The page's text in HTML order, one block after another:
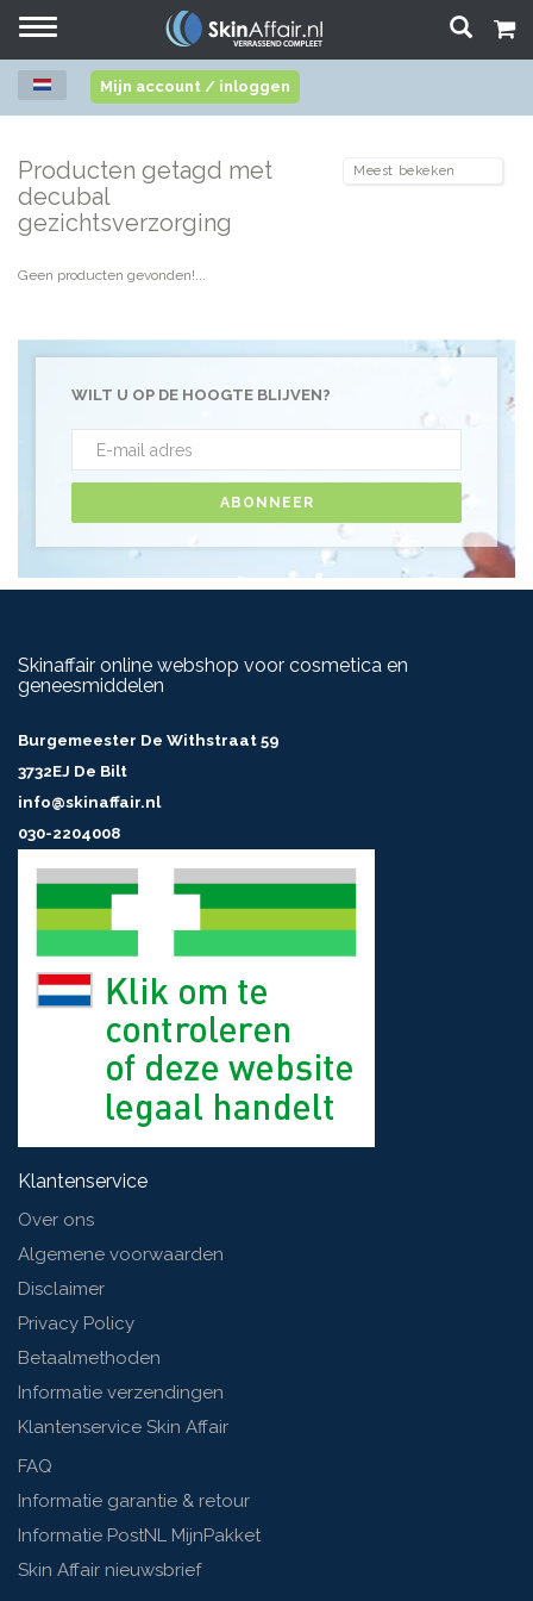
Toggle
Mijn account / inloggen
Producten getagd met
decubal
gezichtsverzorging
Geen producten gevonden!...
WILT U OP DE HOOGTE BLIJVEN?
ABONNEER
Skinaffair online webshop voor cosmetica en
geneesmiddelen
Burgemeester De Withstraat 59
3732EJ De Bilt
info@skinaffair.nl
030-2204008
Klantenservice
Over ons
Algemene voorwaarden
Disclaimer
Privacy Policy
Betaalmethoden
Informatie verzendingen
Klantenservice Skin Affair
FAQ
Informatie garantie & retour
Informatie PostNL MijnPakket
Skin Affair nieuwsbrief